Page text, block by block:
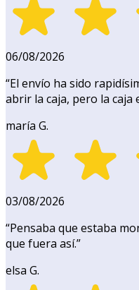
06/08/2026
“El envío ha sido
abrir la caja, pero la
maría G.
03/08/2026
“Pensaba que estaba
que fuera así.”
elsa G.